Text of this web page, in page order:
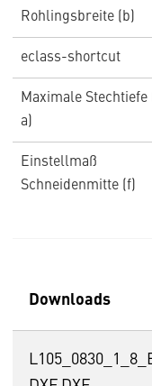
Rohlingsbreite (b)
eclass-shortcut
Maximale Stechtiefe
a)
Einstellmaß
Schneidenmitte (f)
Downloads